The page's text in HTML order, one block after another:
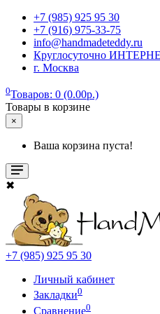
+7 (985) 925 95 30
+7 (916) 975-33-75
info@handmadeteddy.ru
Круглосуточно
г. Москва
0Товаров: 0 (0.00р.)
Товары в корзине
×
Ваша корзина пуста!
✖
+7 (985) 925 95 30
Личный кабинет
Закладки0
Сравнение0